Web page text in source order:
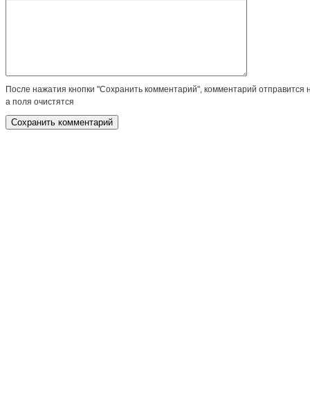
После нажатия кнопки "Сохранить комментарий", комментарий отправится
а поля очистятся